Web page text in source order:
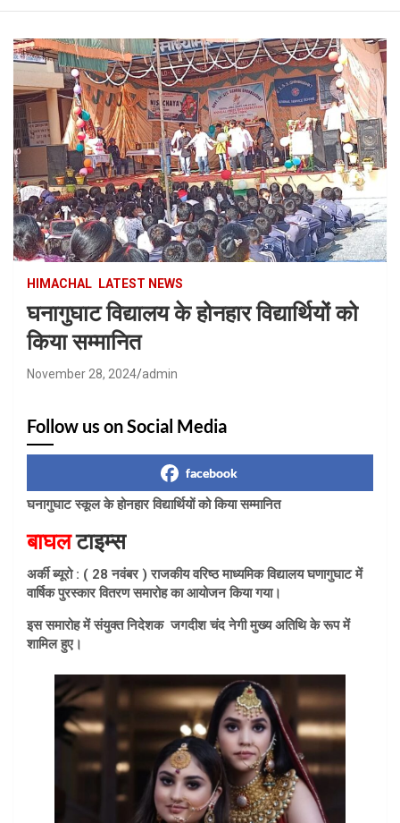
HIMACHAL LATEST NEWS
घनागुघाट विद्यालय के होनहार विद्यार्थियों को
किया सम्मानित
November 28, 2024 admin
Follow us on Social Media
facebook
घनागुघाट स्कूल के होनहार विद्यार्थियों को किया सम्मानित
बाघलटाइम्स
अर्की ब्यूरो : ( 28 नवंबर ) राजकीय वरिष्ठ माध्यमिक विद्यालय घणागुघाट में
वार्षिक पुरस्कार वितरण समारोह का आयोजन किया गया।
इस समारोह में संयुक्त निदेशक जगदीश चंद नेगी मुख्य अतिथि के रूप में
शामिल हुए।